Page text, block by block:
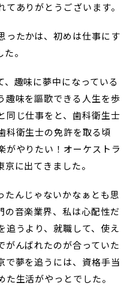
ありがとうございます。
ったかは、初めは仕事にす
。
趣味に夢中になっている
趣味を謳歌できる人生を歩
同じ仕事をと、歯科衛生士
科衛生士の免許を取る頃
がやりたい！オーケストラ
に出てきました。
たんじゃないかなぁとも思
の音楽業界、私は心配性だ
追うより、就職して、使え
がんばれたのが合っていた
で夢を追うには、資格手当
生活がやっとでした。